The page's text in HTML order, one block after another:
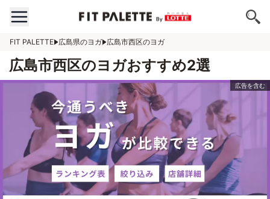
FIT PALETTE 広島県のヨガ 広島市西区のヨガ
広島市西区のヨガおすすめ2選